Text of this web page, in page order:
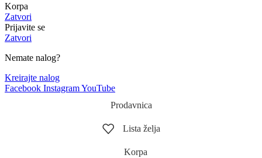
Korpa
Zatvori
Prijavite se
Zatvori
Nemate nalog?
Kreirajte nalog
Facebook InstagramYouTube
Prodavnica
Lista želja
Korpa